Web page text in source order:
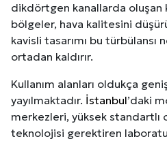
dikdörtgen kanallarda oluşan
bölgeler, hava kalitesini
kavisli tasarımı bu
ortadan kaldırır.
Kullanım alanları oldukça
yayılmaktadır. İstanbul’daki
merkezleri, yüksek
teknolojisi gerektiren